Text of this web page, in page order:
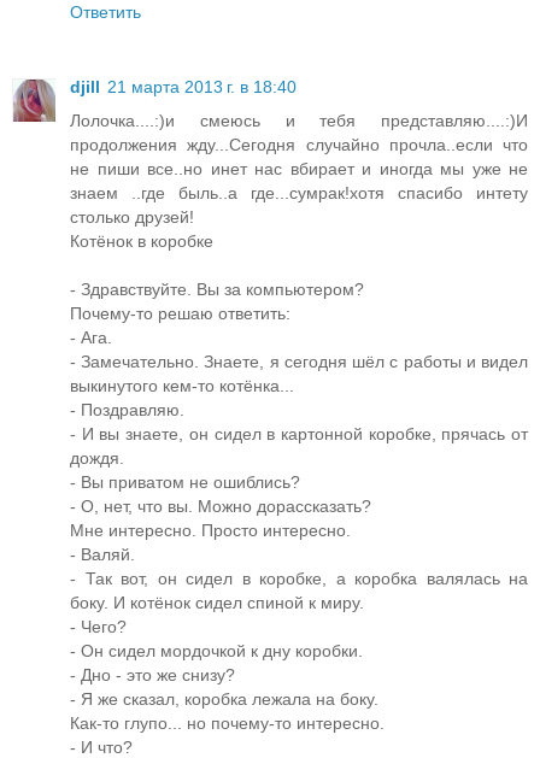
Ответить
djill 21 марта 2013 г. в 18:40
Лолочка....:)и смеюсь и тебя представляю....:)И
продолжения жду...Сегодня случайно прочла..если что
не пиши все..но инет нас вбирает и иногда мы уже не
знаем ..где быль..а где...сумрак!хотя спасибо интету
столько друзей!
Котёнок в коробке
- Здравствуйте. Вы за компьютером?
Почему-то решаю ответить:
- Ага.
- Замечательно. Знаете, я сегодня шёл с работы и видел
выкинутого кем-то котёнка...
- Поздравляю.
- И вы знаете, он сидел в картонной коробке, прячась от
дождя.
- Вы приватом не ошиблись?
- О, нет, что вы. Можно дорассказать?
Мне интересно. Просто интересно.
- Валяй.
- Так вот, он сидел в коробке, а коробка валялась на
боку. И котёнок сидел спиной к миру.
- Чего?
- Он сидел мордочкой к дну коробки.
- Дно - это же снизу?
- Я же сказал, коробка лежала на боку.
Как-то глупо... но почему-то интересно.
- И что?